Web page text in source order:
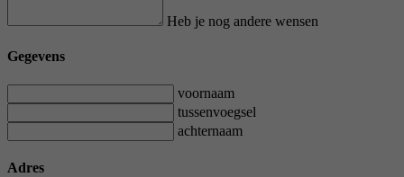
Heb je nog andere wensen
Gegevens
voornaam
tussenvoegsel
achternaam
Adres